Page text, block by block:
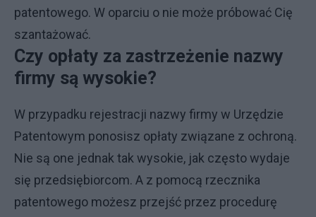
patentowego. W oparciu o nie może próbować Cię
szantażować.
Czy opłaty za zastrzeżenie nazwy
firmy są wysokie?
W przypadku rejestracji nazwy firmy w Urzędzie
Patentowym ponosisz opłaty związane z ochroną.
Nie są one jednak tak wysokie, jak często wydaje
się przedsiębiorcom. A z pomocą rzecznika
patentowego możesz przejść przez procedurę